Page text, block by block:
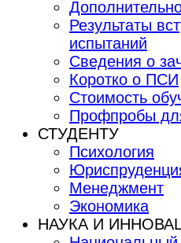
Результаты
испытаний
Сведения о
Коротко о ПСИ
Стоимость
Профпробы
СТУДЕНТУ
Психология
Менеджмент
Экономика
НАУКА И